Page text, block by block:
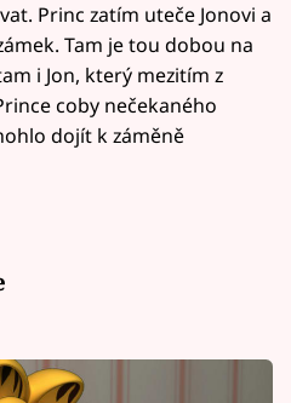
Princ zatím uteče Jonovi a
Tam je tou dobou na
i Jon, který mezitím z
coby nečekaného
dojít k záměně